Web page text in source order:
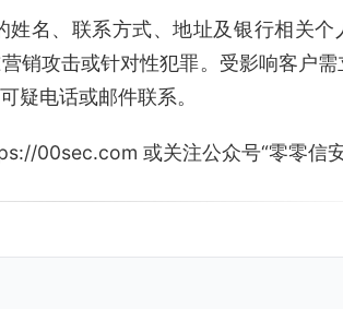
名、联系方式、地址及银行相关个
销攻击或针对性犯罪。受影响客户
疑电话或邮件联系。
00sec.com 或关注公众号“零零信安